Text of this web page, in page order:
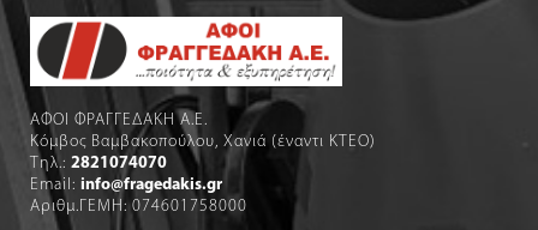
ΑΦΟΙ ΦΡΑΓΓΕΔΑΚΗ Α.Ε.
Κόμβος Βαμβακοπούλου, Χανιά (έναντι ΚΤΕΟ)
Τηλ.: 2821074070
Email: info@fragedakis.gr
Αριθμ.ΓΕΜΗ: 074601758000